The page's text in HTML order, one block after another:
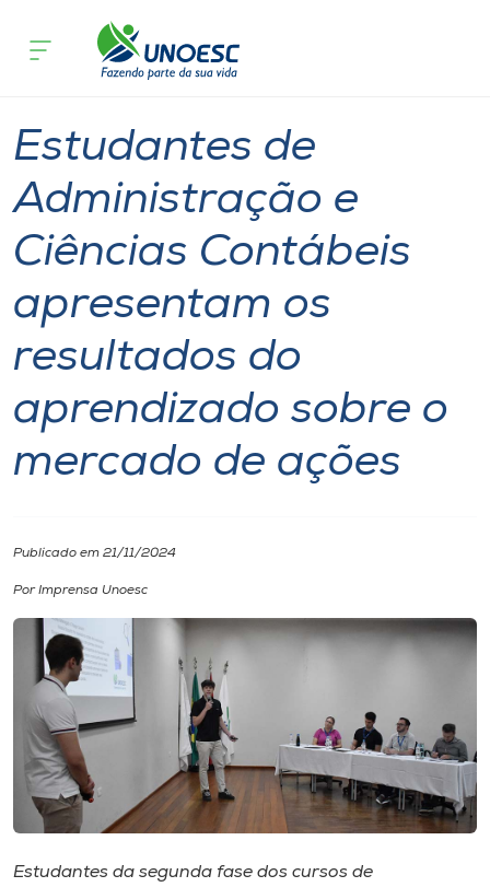
Cursos
Pesquisa
Atendimento ao Estudante
Portal de Ensino
Unoesc
Internacionalização
Diplomados
Cultura
CPA
Biblioteca
Editora
Estudante
Estudantes de
Administração e
Ciências Contábeis
apresentam os
resultados do
aprendizado sobre o
mercado de ações
Publicado em 21/11/2024
Por Imprensa Unoesc
Estudantes da segunda fase dos cursos de